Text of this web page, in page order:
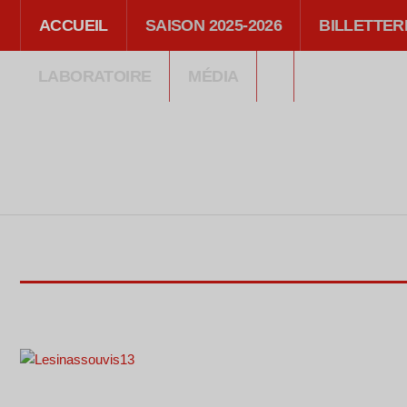
ACCUEIL SAISON 2025-2026
LABORATOIRE MÉDIA